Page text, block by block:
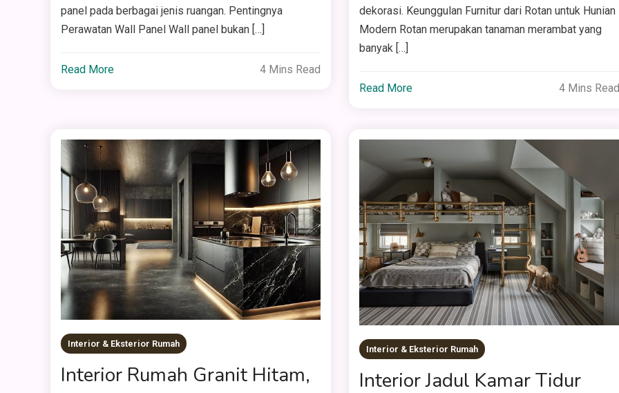
panel pada berbagai jenis ruangan. Pentingnya
Perawatan Wall Panel Wall panel bukan […]
Read More 4 Mins Read
dekorasi. Keunggulan Furnitur dari Rotan untuk Hunian
Modern Rotan merupakan tanaman merambat yang
banyak […]
Read More 4 Mins Read
Interior & Eksterior Rumah
Interior Rumah Granit Hitam,
Interior & Eksterior Rumah
Interior Jadul Kamar Tidur